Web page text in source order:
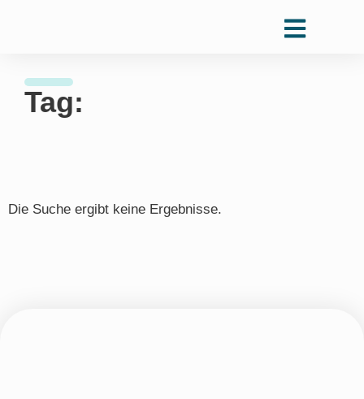
Tag:
Die Suche ergibt keine Ergebnisse.